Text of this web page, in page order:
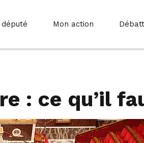
Mon action
: ce qu’il